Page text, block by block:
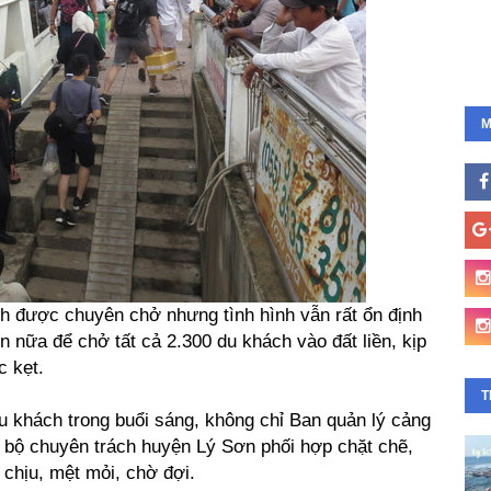
được chuyên chở nhưng tình hình vẫn rất ổn định
nữa để chở tất cả 2.300 du khách vào đất liền, kịp
kẹt.
trong buổi sáng, không chỉ Ban quản lý cảng
chuyên trách huyện Lý Sơn phối hợp chặt chẽ,
mệt mỏi, chờ đợi.